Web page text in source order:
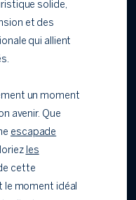
solide,
et des
qui allient
un moment
avenir. Que
escapade
les
cette
le moment idéal